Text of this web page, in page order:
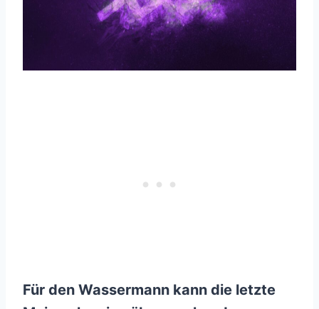
Für den Wassermann kann die letzte